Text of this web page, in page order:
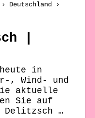
Deutschland ›
|
in
, Wind- und
aktuelle
Sie auf
Delitzsch …